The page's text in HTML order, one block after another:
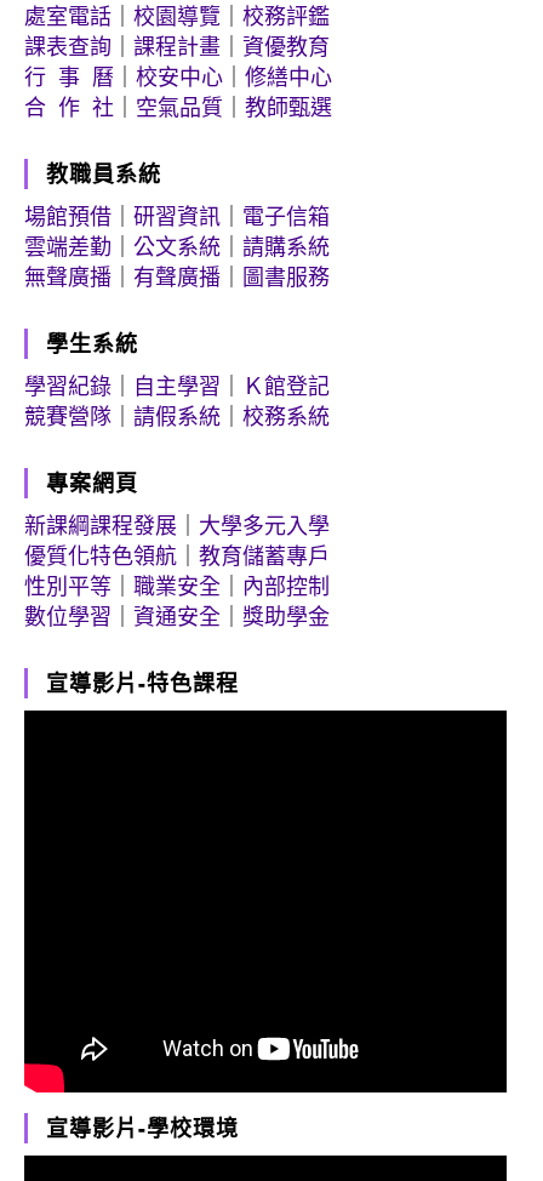
處室電話
校園導覽
校務評鑑
課表查詢
課程計畫
資優教育
行 事 曆
校安中心
修繕中心
合 作 社
空氣品質 教師甄選
教職員系統
場館預借
研習資訊
電子信箱
雲端差勤
公文系統
請購系統
無聲廣播
有聲廣播 圖書服務
學生系統
學習紀錄
自主學習
Ｋ館登記
競賽營隊
請假系統 校務系統
專案網頁
新課綱課程發展
大學多元入學
優質化特色領航
教育儲蓄專戶
性別平等
職業安全
內部控制
數位學習
資通安全 獎助學金
宣導影片-特色課程
宣導影片-學校環境